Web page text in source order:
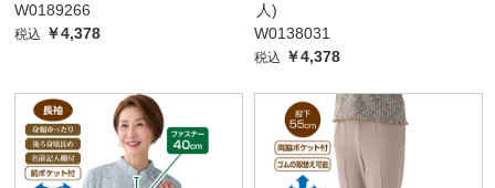
W0189266
税込 ￥4,378
人)
W0138031
税込 ￥4,378